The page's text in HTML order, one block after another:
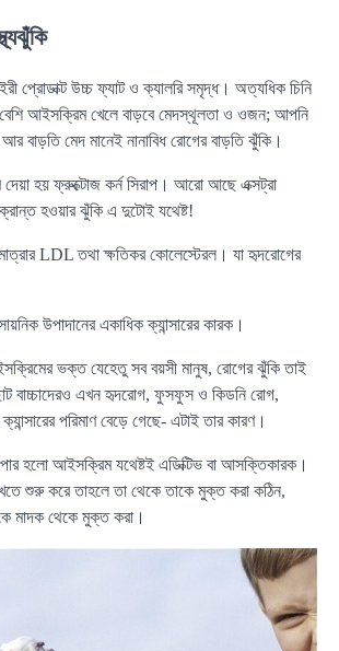
প্রোডাক্ট উচ্চ ফ্যাট ও ক্যালরি সমৃদ্ধ। অত্যধিক চিনি
আইসক্রিম খেলে বাড়বে মেদস্থূলতা ও ওজন; আপনি
বাড়তি মেদ মানেই নানাবিধ রোগের বাড়তি ঝুঁকি।
দেয়া হয় ফ্রুক্টোজ কর্ন সিরাপ। আরো আছে এক্সট্রা
হওয়ার ঝুঁকি এ দুটোই যথেষ্ট!
LDL তথা ক্ষতিকর কোলেস্টেরল। যা হৃদরোগের
উপাদানের একাধিক ক্যান্সারের কারক।
ভক্ত যেহেতু সব বয়সী মানুষ, রোগের ঝুঁকি তাই
বাচ্চাদেরও এখন হৃদরোগ, ফুসফুস ও কিডনি রোগ,
পরিমাণ বেড়ে গেছে- এটাই তার কারণ।
হলো আইসক্রিম যথেষ্টই এডিক্টিভ বা আসক্তিকারক।
খেতে শুরু করে তাহলে তা থেকে তাকে মুক্ত করা কঠিন,
মাদক থেকে মুক্ত করা।